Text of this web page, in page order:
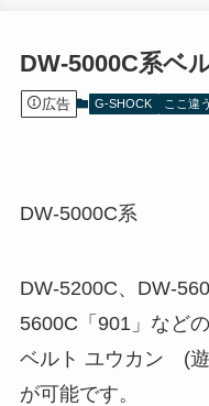
DW-5000C系ベ
広告 G-SHOCK ここ違
DW-5000C系
DW-5200C、DW-
5600C「901」などの
ベルト ユウカン (
が可能です。